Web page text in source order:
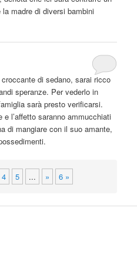
madre di diversi bambini
di sedano, sarai ricco
speranze. Per vederlo in
sarà presto verificarsi.
e l’affetto saranno ammucchiati
di mangiare con il suo amante,
4 5 ... » 6 »